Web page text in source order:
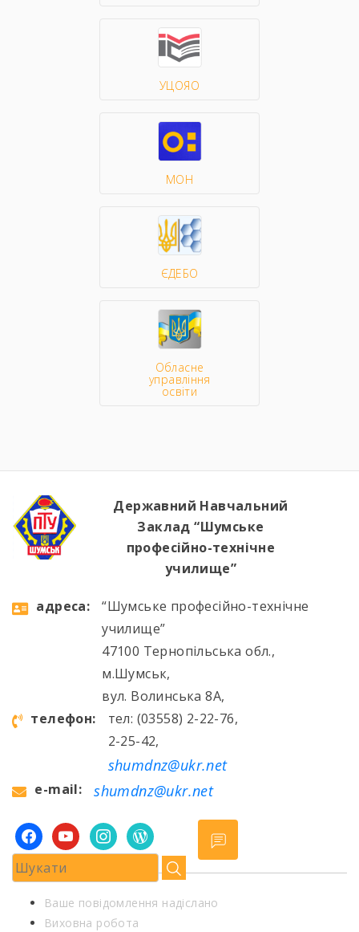
УЦОЯО
МОН
ЄДЕБО
Обласне
управління
освіти
Державний Навчальний
Заклад “Шумське
професійно-технічне
училище”
aдресa:
“Шумське професійно-технічне
училище”
47100 Тернопільська обл.,
м.Шумськ,
вул. Волинська 8А,
телефон:
тел: (03558) 2-22-76,
2-25-42,
shumdnz@ukr.net
e-mail: shumdnz@ukr.net
facebookyoutubeinstagramwordpress
Ваше повідомлення надіслано
Виховна робота